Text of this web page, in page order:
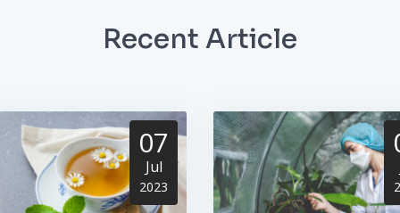
Recent Article
07
Jul
2023